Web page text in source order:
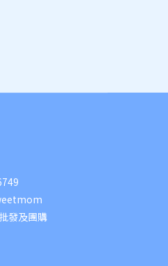
發及團購